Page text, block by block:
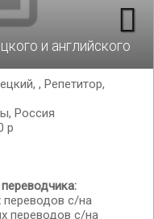
и английского
, Репетитор,
Россия
р
переводов с/на
переводов с/на